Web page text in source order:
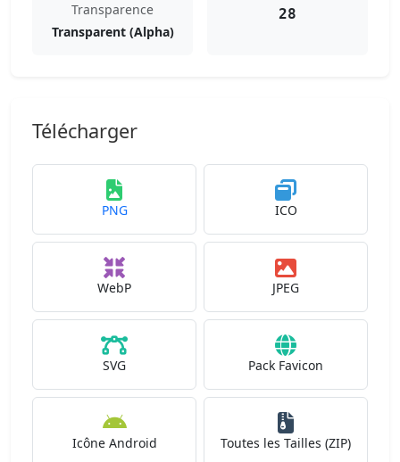
Transparence
Transparent (Alpha)
28
Télécharger
PNG ICO
WebP JPEG
SVG Pack Favicon
Icône Android Toutes les Tailles (ZIP)